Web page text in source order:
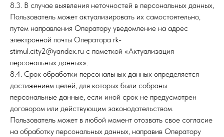
8.3. В случае выявления неточностей в персональных данных,
Пользователь может актуализировать их самостоятельно,
путем направления Оператору уведомление на адрес
электронной почты Оператора rk-
stimul.city2@yandex.ru с пометкой «Актуализация
персональных данных».
8.4. Срок обработки персональных данных определяется
достижением целей, для которых были собраны
персональные данные, если иной срок не предусмотрен
договором или действующим законодательством.
Пользователь может в любой момент отозвать свое согласие
на обработку персональных данных, направив Оператору
Офис